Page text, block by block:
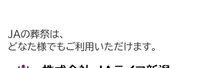
JAの葬祭は、
どなた様でもご利用いただけます。